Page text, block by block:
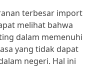
terbesar import
melihat bahwa
dalam memenuhi
yang tidak dapat
negeri. Hal ini